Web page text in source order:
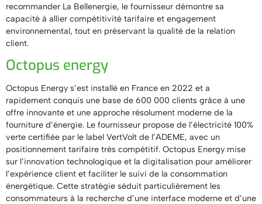
recommander La Bellenergie, le fournisseur démontre sa
capacité à allier compétitivité tarifaire et engagement
environnemental, tout en préservant la qualité de la relation
client.
Octopus energy
Octopus Energy s’est installé en France en 2022 et a
rapidement conquis une base de 600 000 clients grâce à une
offre innovante et une approche résolument moderne de la
fourniture d’énergie. Le fournisseur propose de l’électricité 100%
verte certifiée par le label VertVolt de l’ADEME, avec un
positionnement tarifaire très compétitif. Octopus Energy mise
sur l’innovation technologique et la digitalisation pour améliorer
l’expérience client et faciliter le suivi de la consommation
énergétique. Cette stratégie séduit particulièrement les
consommateurs à la recherche d’une interface moderne et d’une